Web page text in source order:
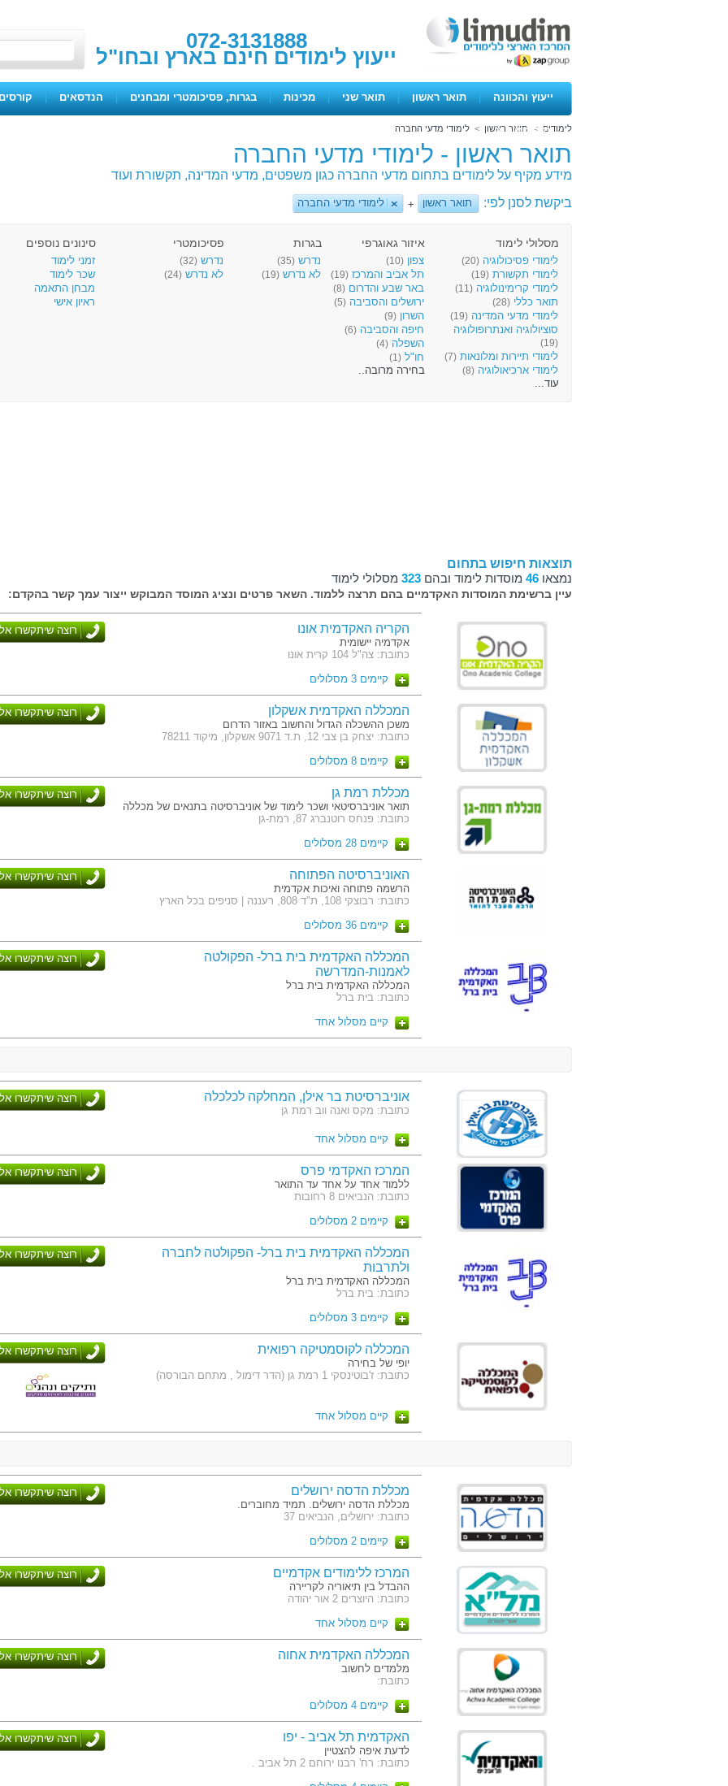
072-3131888
ייעוץ לימודים חינם בארץ ובחו"ל
ייעוץ והכוונה | תואר ראשון | תואר שני | מכינות | בגרות, פסיכומטרי ומבחנים | הנדסאים |
ימים פתוחיםלימודים > תואר ראשון > לימודי מדעי החברה
תואר ראשון - לימודי מדעי החברה
מידע מקיף על לימודים בתחום מדעי החברה כגון משפטים, מדעי המדינה, תקשורת ועוד
ביקשת לסנן לפי:
תואר ראשון + לימודי מדעי החברה
מסלולי לימוד
לימודי פסיכולוגיה (20)
לימודי תקשורת (19)
לימודי קרימינולוגיה (11)
תואר כללי (28)
לימודי מדעי המדינה (19)
סוציולוגיה ואנתרופולוגיה
(19)
לימודי תיירות ומלונאות (7)
לימודי ארכיאולוגיה (8)
עוד...
איזור גאוגרפי
צפון (10)
תל אביב והמרכז (19)
באר שבע והדרום (8)
ירושלים והסביבה (5)
השרון (9)
חיפה והסביבה (6)
השפלה (4)
חו"ל (1)
בחירה מרובה..
בגרות
נדרש (35)
לא נדרש (19)
פסיכומטרי
נדרש (32)
לא נדרש (24)
סינונים נוספים
זמני לימוד
שכר לימוד
מבחן התאמה
ראיון אישי
תוצאות חיפוש בתחום
נמצאו 46 מוסדות לימוד ובהם 323 מסלולי לימוד
עיין ברשימת המוסדות האקדמיים בהם תרצה ללמוד. השאר פרטים ונציג המוסד המבוקש ייצור עמך קשר בהקדם:
הקריה האקדמית אונו
אקדמיה יישומית
כתובת: צה"ל 104 קרית אונו
רוצה שיתקשרו
קיימים 3 מסלולים
המכללה האקדמית אשקלון
משכן ההשכלה הגדול והחשוב באזור הדרום
כתובת: יצחק בן צבי 12, ת.ד 9071 אשקלון, מיקוד 78211
רוצה שיתקשרו
קיימים 8 מסלולים
מכללת רמת גן
תואר אוניברסיטאי ושכר לימוד של אוניברסיטה בתנאים של מכללה
כתובת: פנחס רוטנברג 87, רמת-גן
רוצה שיתקשרו
קיימים 28 מסלולים
האוניברסיטה הפתוחה
הרשמה פתוחה ואיכות אקדמית
כתובת: רבוצקי 108, ת"ד 808, רעננה | סניפים בכל הארץ
רוצה שיתקשרו
קיימים 36 מסלולים
המכללה האקדמית בית ברל- הפקולטה
לאמנות-המדרשה
המכללה האקדמית בית ברל
כתובת: בית ברל
רוצה שיתקשרו
קיים מסלול אחד
אוניברסיטת בר אילן, המחלקה לכלכלה
כתובת: מקס ואנה ווב רמת גן
רוצה שיתקשרו
קיים מסלול אחד
המרכז האקדמי פרס
ללמוד אחד על אחד עד התואר
כתובת: הנביאים 8 רחובות
רוצה שיתקשרו
קיימים 2 מסלולים
המכללה האקדמית בית ברל- הפקולטה לחברה
ולתרבות
המכללה האקדמית בית ברל
כתובת: בית ברל
רוצה שיתקשרו
קיימים 3 מסלולים
המכללה לקוסמטיקה רפואית
יופי של בחירה
כתובת: ז'בוטינסקי 1 רמת גן (הדר דימול , מתחם הבורסה)
רוצה שיתקשרו
קיים מסלול אחד
מכללת הדסה ירושלים
מכללת הדסה ירושלים. תמיד מחוברים.
כתובת: ירושלים, הנביאים 37
רוצה שיתקשרו
קיימים 2 מסלולים
המרכז ללימודים אקדמיים
ההבדל בין תיאוריה לקריירה
כתובת: היוצרים 2 אור יהודה
רוצה שיתקשרו
קיים מסלול אחד
המכללה האקדמית אחוה
מלמדים לחשוב
כתובת:
רוצה שיתקשרו
קיימים 4 מסלולים
האקדמית תל אביב - יפו
לדעת איפה להצטיין
כתובת: רח' רבנו ירוחם 2 תל אביב .
רוצה שיתקשרו